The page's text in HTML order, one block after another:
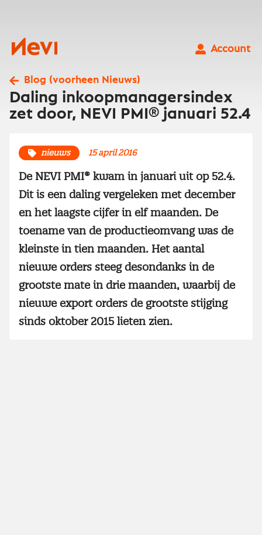
Nevi
Account
Blog (voorheen Nieuws)
Daling inkoopmanagersindex
zet door, NEVI PMI® januari 52.4
nieuws 15 april 2016
De NEVI PMI® kwam in januari uit op 52.4.
Dit is een daling vergeleken met december
en het laagste cijfer in elf maanden. De
toename van de productieomvang was de
kleinste in tien maanden. Het aantal
nieuwe orders steeg desondanks in de
grootste mate in drie maanden, waarbij de
nieuwe export orders de grootste stijging
sinds oktober 2015 lieten zien.